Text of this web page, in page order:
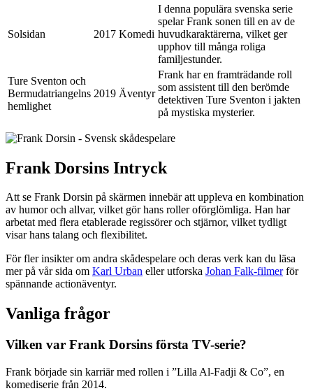
Solsidan 2017 Komedi
I denna populära svenska serie
spelar Frank sonen till en av de
huvudkaraktärerna, vilket ger
upphov till många roliga
familjestunder.
Ture Sventon och
Bermudatriangelns
hemlighet
2019 Äventyr
Frank har en framträdande roll
som assistent till den berömde
detektiven Ture Sventon i jakten
på mystiska mysterier.
Frank Dorsins Intryck
Att se Frank Dorsin på skärmen innebär att uppleva en kombination
av humor och allvar, vilket gör hans roller oförglömliga. Han har
arbetat med flera etablerade regissörer och stjärnor, vilket tydligt
visar hans talang och flexibilitet.
För fler insikter om andra skådespelare och deras verk kan du läsa
mer på vår sida om Karl Urban eller utforska Johan Falk-filmerför
spännande actionäventyr.
Vanliga frågor
Vilken var Frank Dorsins första TV-serie?
Frank började sin karriär med rollen i ”Lilla Al-Fadji & Co”, en
komediserie från 2014.